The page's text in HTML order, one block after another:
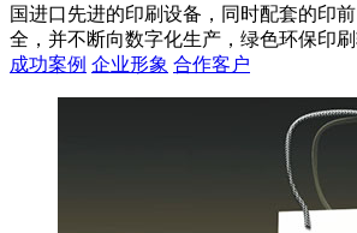
国进口先进的印刷设备，同时配套的印
全，并不断向数字化生产，绿色环保印刷
成功案例 企业形象 合作客户